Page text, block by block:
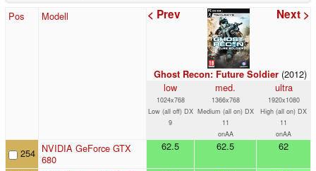
Pos Modell < Prev Next >
Ghost Recon: Future Soldier(2012)
low
1024x768
Low (all off) DX
9
med.
1366x768
Medium (all on) DX
11
onAA
ultra
1920x1080
High (all on) DX
11
onAA
254 NVIDIA GeForce GTX
680
62.5 62.5 62